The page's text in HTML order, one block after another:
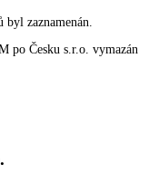
byl zaznamenán.
po Česku s.r.o. vymazán